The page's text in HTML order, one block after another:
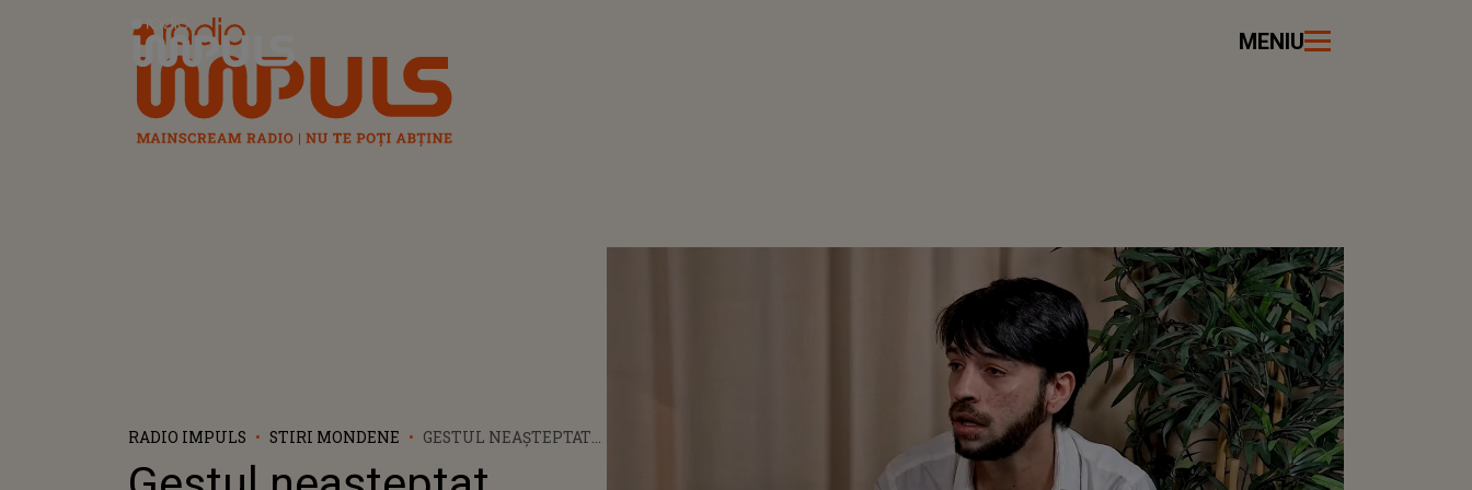
Radio Impuls MENIU
RADIO IMPULS STIRI MONDENE
GESTUL NEAȘTEPTAT
PUȘCAȘ PENTRU A SE